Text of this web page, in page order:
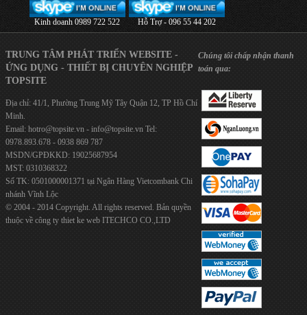
Kinh doanh 0989 722 522 Hỗ Trợ - 096 55 44 202
TRUNG TÂM PHÁT TRIỂN WEBSITE -
ỨNG DỤNG - THIẾT BỊ CHUYÊN NGHIỆP
TOPSITE
Địa chỉ: 41/1, Phường Trung Mỹ Tây Quận 12, TP Hồ Chí
Minh.
Email: hotro@topsite.vn - info@topsite.vn Tel:
0978.893.678 - 0938 869 787
MSDN/GPĐKKD: 19025687954
MST: 0310368322
Số TK: 0501000001371 tại Ngân Hàng Vietcombank Chi
nhánh Vĩnh Lộc
© 2004 - 2014 Copyright. All rights reserved. Bản quyền
thuộc về công ty thiet ke web ITECHCO CO.,LTD
Chúng tôi chấp nhận thanh
toán qua: